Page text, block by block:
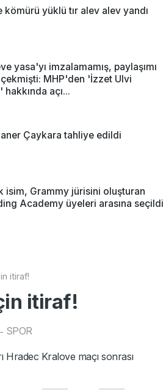
kömürü yüklü tır alev alev yandı
yasa'yı imzalamamış, paylaşımı
MHP'den 'İzzet Ulvi
hakkında açı...
Çaykara tahliye edildi
isim, Grammy jürisini oluşturan
Academy üyeleri arasına seçildi
itiraf!
itiraf!
- SPOR
Hradec Kralove maçı sonrası